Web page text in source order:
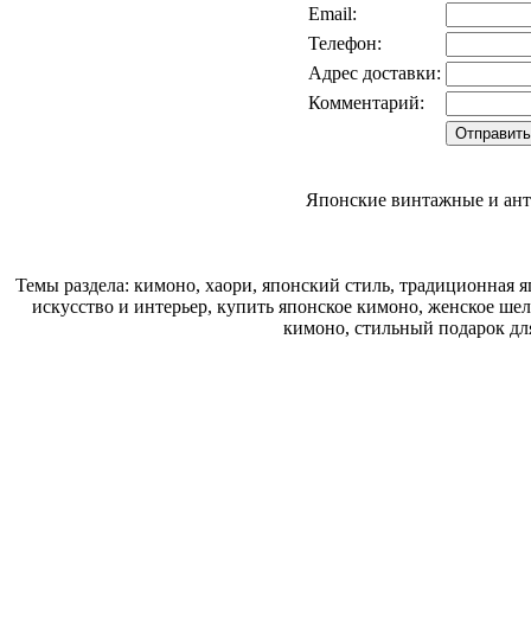
Email:
Телефон:
Адрес доставки:
Комментарий:
Японские винтажные и
Темы раздела: кимоно, хаори, японский стиль, традиционная
искусство и интерьер, купить японское кимоно, женское
кимоно, стильный подарок